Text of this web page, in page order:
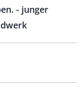
- junger